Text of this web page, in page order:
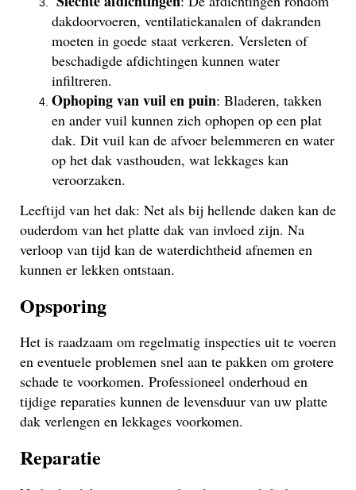
dakdoorvoeren, ventilatiekanalen of dakranden
moeten in goede staat verkeren. Versleten of
beschadigde afdichtingen kunnen water
infiltreren.
Ophoping van vuil en puin: Bladeren, takken
en ander vuil kunnen zich ophopen op een plat
dak. Dit vuil kan de afvoer belemmeren en water
op het dak vasthouden, wat lekkages kan
veroorzaken.
Leeftijd van het dak: Net als bij hellende daken kan de
ouderdom van het platte dak van invloed zijn. Na
verloop van tijd kan de waterdichtheid afnemen en
kunnen er lekken ontstaan.
Opsporing
Het is raadzaam om regelmatig inspecties uit te voeren
en eventuele problemen snel aan te pakken om grotere
schade te voorkomen. Professioneel onderhoud en
tijdige reparaties kunnen de levensduur van uw platte
dak verlengen en lekkages voorkomen.
Reparatie